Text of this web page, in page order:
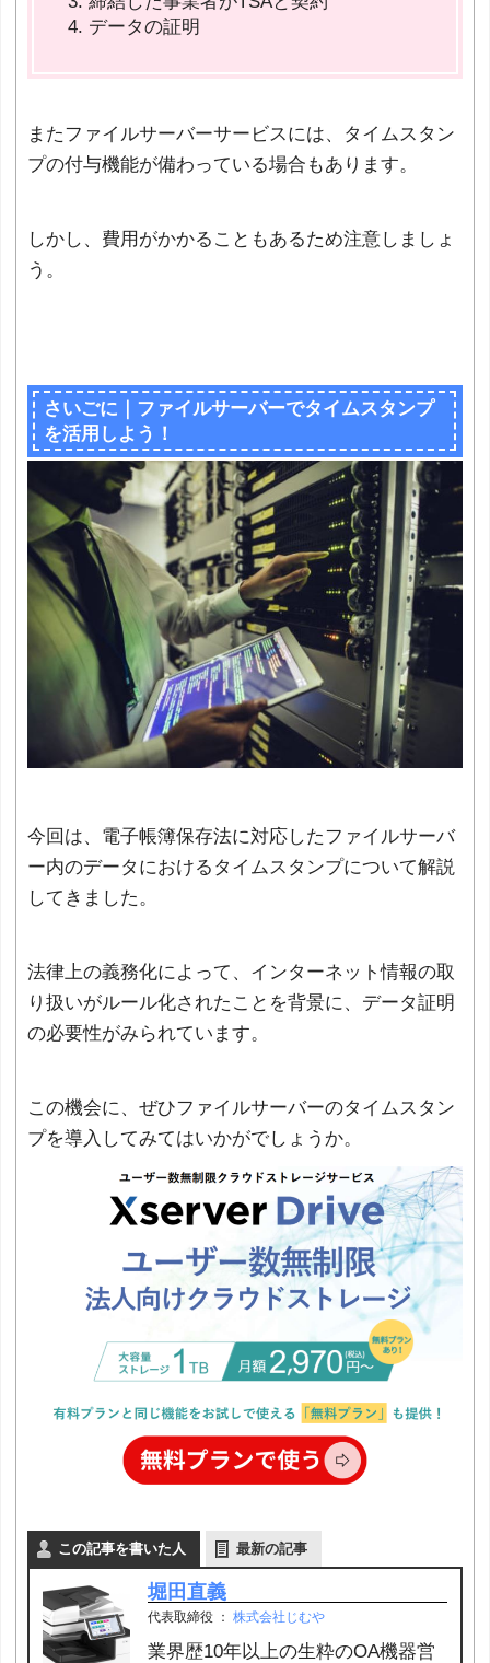
データの証明
またファイルサーバーサービスには、タイムスタン
プの付与機能が備わっている場合もあります。
しかし、費用がかかることもあるため注意しましょ
う。
さいごに｜ファイルサーバーでタイムスタンプ
を活用しよう！
今回は、電子帳簿保存法に対応したファイルサーバ
ー内のデータにおけるタイムスタンプについて解説
してきました。
法律上の義務化によって、インターネット情報の取
り扱いがルール化されたことを背景に、データ証明
の必要性がみられています。
この機会に、ぜひファイルサーバーのタイムスタン
プを導入してみてはいかがでしょうか。
この記事を書いた人 最新の記事
堀田直義
代表取締役 ： 株式会社じむや
業界歴10年以上の生粋のOA機器営